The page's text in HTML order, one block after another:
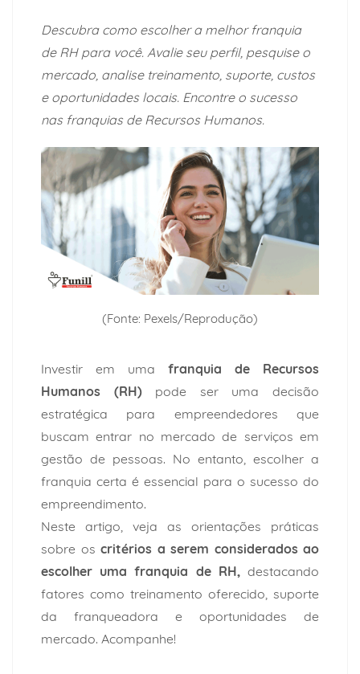
Descubra como escolher a melhor franquia
de RH para você. Avalie seu perfil, pesquise o
mercado, analise treinamento, suporte, custos
e oportunidades locais. Encontre o sucesso
nas franquias de Recursos Humanos.
(Fonte: Pexels/Reprodução)
Investir em uma franquia de Recursos
Humanos (RH) pode ser uma decisão
estratégica para empreendedores que
buscam entrar no mercado de serviços em
gestão de pessoas. No entanto, escolher a
franquia certa é essencial para o sucesso do
empreendimento.
Neste artigo, veja as orientações práticas
sobre os critérios a serem considerados ao
escolher uma franquia de RH,destacando
fatores como treinamento oferecido, suporte
da franqueadora e oportunidades de
mercado. Acompanhe!